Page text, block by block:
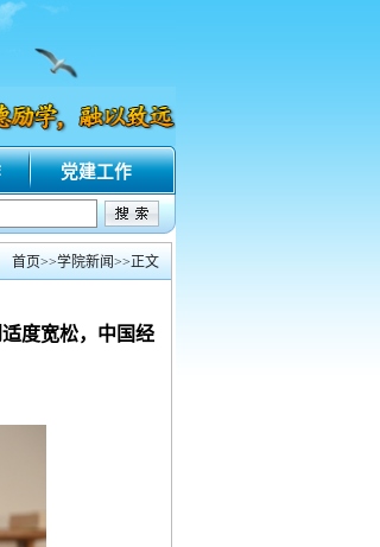
党建工作
首页>>学院新闻>>正文
度宽松，中国经